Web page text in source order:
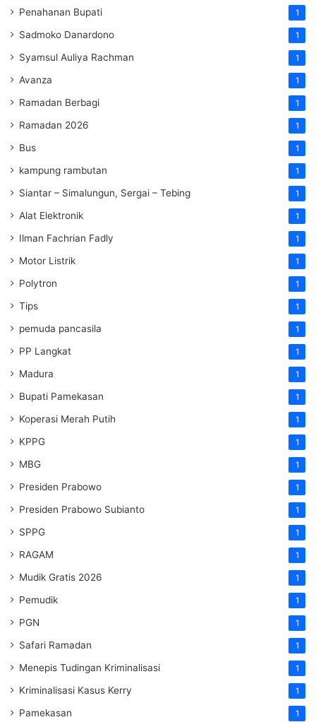
Penahanan Bupati 1
Sadmoko Danardono 1
Syamsul Auliya Rachman 1
Avanza 1
Ramadan Berbagi 1
Ramadan 2026 1
Bus 1
kampung rambutan 1
Siantar – Simalungun, Sergai – Tebing 1
Alat Elektronik 1
Ilman Fachrian Fadly 1
Motor Listrik 1
Polytron 1
Tips 1
pemuda pancasila 1
PP Langkat 1
Madura 1
Bupati Pamekasan 1
Koperasi Merah Putih 1
KPPG 1
MBG 1
Presiden Prabowo 1
Presiden Prabowo Subianto 1
SPPG 1
RAGAM 1
Mudik Gratis 2026 1
Pemudik 1
PGN 1
Safari Ramadan 1
Menepis Tudingan Kriminalisasi 1
Kriminalisasi Kasus Kerry 1
Pamekasan 1